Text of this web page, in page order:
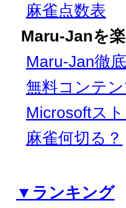
麻雀点数表
Maru-Janを
Maru-Jan徹
無料コンテン
Microsoftス
麻雀何切る？
▼ランキング